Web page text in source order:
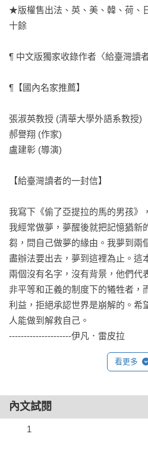
★版權售出法、英、美、韓、荷、
十餘
¶ 中文版獨家收錄作者〈給臺灣讀
¶【國內名家推薦】
張淑英教授 (清華大學外語系教授)
郝譽翔 (作家)
盧建彰 (導演)
【給臺灣讀者的一封信】
我寫下《偷了亞提拉的馬的男孩》
我經常做夢，夢醒後就把記憶猶新
芻，問自己做夢的緣由。我夢到兩
盡辦法要出去，夢到這裡為止。這
兩個沒有名字，沒有背景，他們代
非平等和正義的制度下的犧牲者，
利益，拒絕承認世界是崩解的。希
人能做到解救自己。
---------------------伊凡．雷皮拉
大個子和小個子是兩兄弟，他們被
再餓，他們也不肯嚐一口身上布包
兄弟倆在井底掙扎求生，喝泥土裡
看更多
內文試閱
1